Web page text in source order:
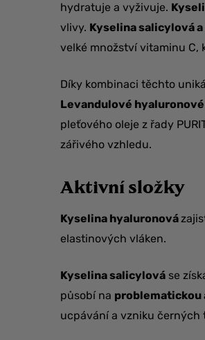
hydratuje a vyživuje.
vlivy. Kyselina salicylová
velké množství vitaminu
Díky kombinaci těchto
Levandulové
pleťového oleje z řady
zářivého vzhledu.
Aktivní složky
Kyselina hyaluronová
elastinových vláken.
Kyselina salicylová se
působí na problematickou
ucpávání a vzniku černých